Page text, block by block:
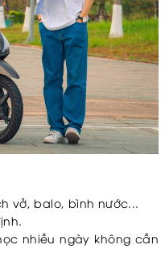
vở, balo, bình nước...
nhiều ngày không cần